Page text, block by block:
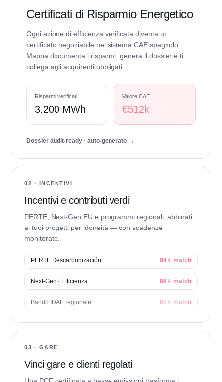
Certificati di Risparmio Energetico
Ogni azione di efficienza verificata diventa un
certificato negoziabile nel sistema CAE spagnolo.
Mappa documenta i risparmi, genera il dossier e ti
collega agli acquirenti obbligati.
Risparmi verificati
3.200 MWh
Valore CAE
€512k
Dossier audit-ready · auto-generato →
02 · INCENTIVI
Incentivi e contributi verdi
PERTE, Next-Gen EU e programmi regionali, abbinati
ai tuoi progetti per idoneità — con scadenze
monitorate.
PERTE Descarbonización 94% match
Next-Gen · Efficienza 88% match
Bando IDAE regionale 61% match
03 · GARE
Vinci gare e clienti regolati